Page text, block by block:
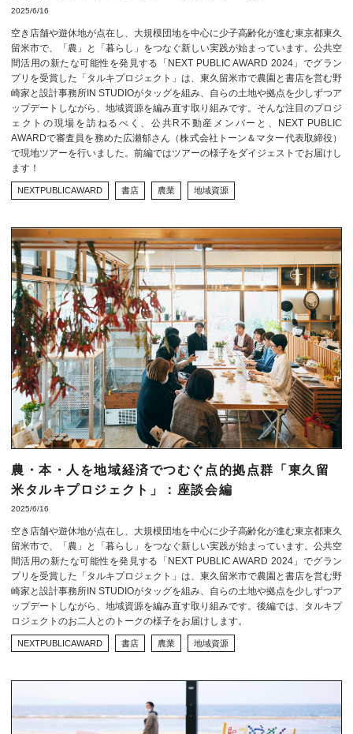
2025/6/16
空き店舗や遊休地が点在し、大規模団地を中心に少子高齢化が進む東京都東久
留米市で、「農」と「暮らし」をつなぐ新しい実践が始まっています。公共空
間活用の新たな可能性を発見する「NEXT PUBLIC AWARD 2024」でグラン
プリを受賞した「タルキプロジェクト」は、東久留米市で農園と書店を営む野
崎家と設計事務所IN STUDIOがタッグを組み、自らの土地や拠点を少しずつア
ップデートしながら、地域資源を編み直す取り組みです。そんな注目のプロジ
ェクトの現場を訪ねるべく、公共R不動産メンバーと、NEXT PUBLIC
AWARDで審査員を務めた広瀬郁さん（株式会社トーン＆マター代表取締役）
で現地ツアーを行いました。前編ではツアーの様子をダイジェストでお届けし
ます！
NEXTPUBLICAWARD 書店 農業 地域資源
農・本・人を地域経済でつむぐ点的拠点群「東久留
米タルキプロジェクト」：座談会編
2025/6/16
空き店舗や遊休地が点在し、大規模団地を中心に少子高齢化が進む東京都東久
留米市で、「農」と「暮らし」をつなぐ新しい実践が始まっています。公共空
間活用の新たな可能性を発見する「NEXT PUBLIC AWARD 2024」でグラン
プリを受賞した「タルキプロジェクト」は、東久留米市で農園と書店を営む野
崎家と設計事務所IN STUDIOがタッグを組み、自らの土地や拠点を少しずつア
ップデートしながら、地域資源を編み直す取り組みです。後編では、タルキプ
ロジェクトのお二人とのトークの様子をお届けします。
NEXTPUBLICAWARD 書店 農業 地域資源